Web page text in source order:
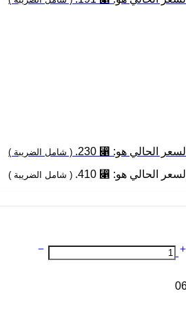
السعر الحالي هو: ⃁ 230. ( شامل الضريبة )
السعر الحالي هو: ⃁ 410. ( شامل الضريبة )